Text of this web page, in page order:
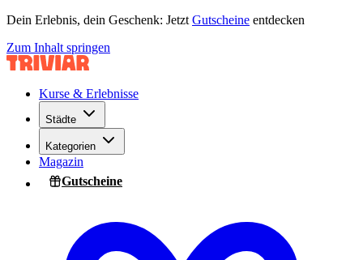
Dein Erlebnis, dein Geschenk: Jetzt Gutscheine entdecken
Zum Inhalt springen
Kurse & Erlebnisse
Städte
Kategorien
Magazin
Gutscheine